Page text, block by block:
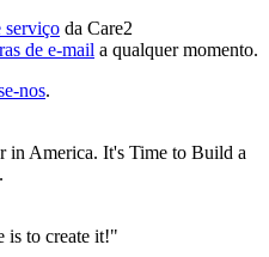
serviço da Care2
de e-mail a qualquer momento.
nos.
in America. It's Time to Build a
is to create it!"